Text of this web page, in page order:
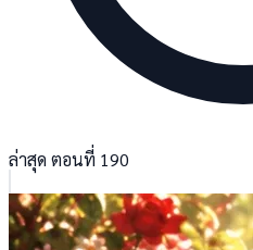
ล่าสุด ตอนที่ 190